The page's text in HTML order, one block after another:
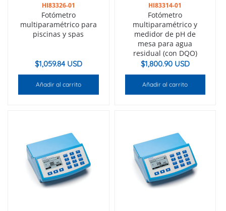
HI83326-01
Fotómetro
multiparamétrico para
piscinas y spas
$1,059.84 USD
Añadir al carrito
HI83314-01
Fotómetro
multiparamétrico y
medidor de pH de
mesa para agua
residual (con DQO)
$1,800.90 USD
Añadir al carrito